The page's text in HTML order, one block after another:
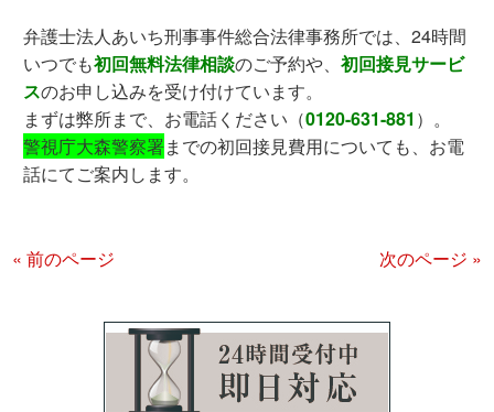
弁護士法人あいち刑事事件総合法律事務所では、24時間
いつでも初回無料法律相談のご予約や、初回接見サービ
スのお申し込みを受け付けています。
まずは弊所まで、お電話ください（0120-631-881 ）。
警視庁大森警察署までの初回接見費用についても、お電
話にてご案内します。
« 前のページ 次のページ »